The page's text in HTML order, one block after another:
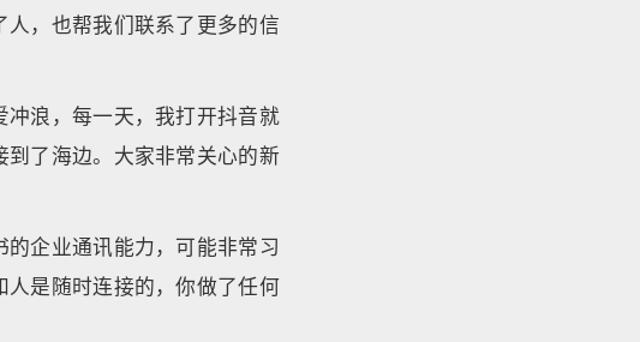
，也帮我们联系了更多的信
浪，每一天，我打开抖音就
了海边。大家非常关心的新
企业通讯能力，可能非常习
是随时连接的，你做了任何